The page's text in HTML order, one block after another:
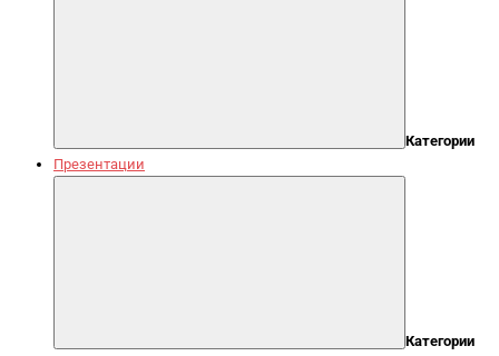
Категории
Презентации
Категории